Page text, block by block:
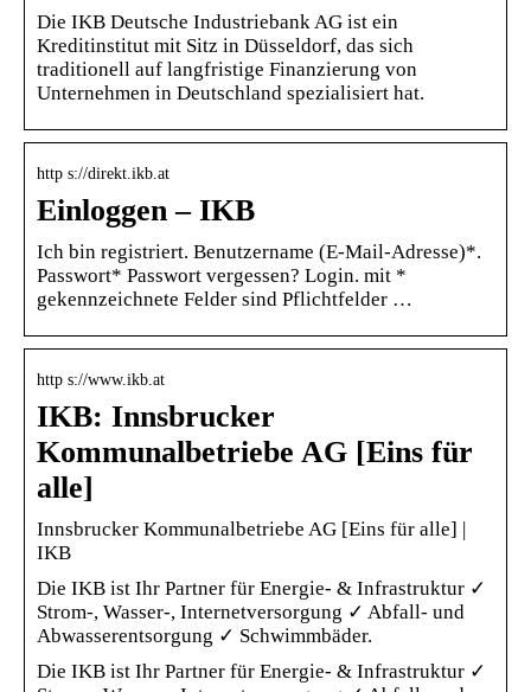
Die IKB Deutsche Industriebank AG ist ein
Kreditinstitut mit Sitz in Düsseldorf, das sich
traditionell auf langfristige Finanzierung von
Unternehmen in Deutschland spezialisiert hat.
http s://direkt.ikb.at
Einloggen – IKB
Ich bin registriert. Benutzername (E-Mail-Adresse)*.
Passwort* Passwort vergessen? Login. mit *
gekennzeichnete Felder sind Pflichtfelder …
http s://www.ikb.at
IKB: Innsbrucker
Kommunalbetriebe AG [Eins für
alle]
Innsbrucker Kommunalbetriebe AG [Eins für alle] |
IKB
Die IKB ist Ihr Partner für Energie- & Infrastruktur ✓
Strom-, Wasser-, Internetversorgung ✓ Abfall- und
Abwasserentsorgung ✓ Schwimmbäder.
Die IKB ist Ihr Partner für Energie- & Infrastruktur ✓